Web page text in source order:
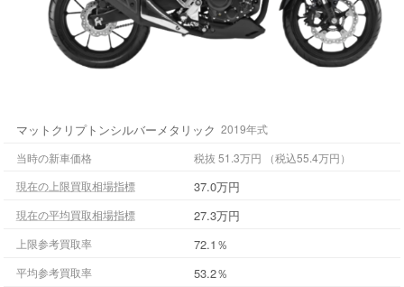
マットクリプトンシルバーメタリック 2019年式
当時の新車価格
税抜 51.3万円 （税込55.4万円）
現在の上限買取相場指標
37.0万円
現在の平均買取相場指標 27.3万円
上限参考買取率 72.1％
平均参考買取率 53.2％